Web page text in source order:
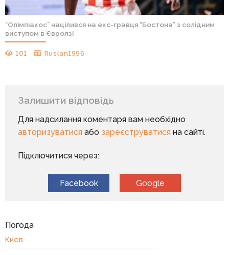
“Олімпіакос” націлився на екс-гравця “Бостона” з солідним
виступом в Євролзі
101 Ruslan1996
Залишити відповідь
Для надсилання коментаря вам необхідно
авторизуватисяабо зареєструватисяна сайті.
Підключитися через:
Facebook Google
Погода
Киев